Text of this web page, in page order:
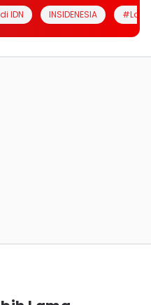
IDN INSIDENESIA